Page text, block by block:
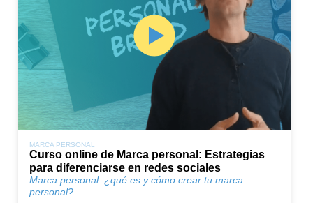
MARCA PERSONAL
Curso online de Marca personal: Estrategias
para diferenciarse en redes sociales
Marca personal: ¿qué es y cómo crear tu marca
personal?